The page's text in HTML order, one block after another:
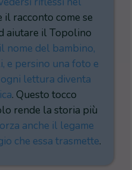
il racconto come se
aiutare il Topolino
nome del bambino,
e persino una foto e
lettura diventa
. Questo tocco
rende la storia più
anche il legame
che essa trasmette.